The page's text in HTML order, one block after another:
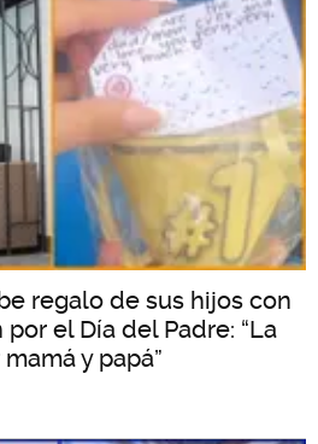
regalo de sus hijos con
el Día del Padre: “La
y papá”